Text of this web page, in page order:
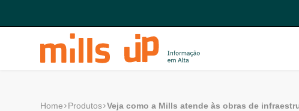
Home Produtos Veja como a Mills atende às obras de